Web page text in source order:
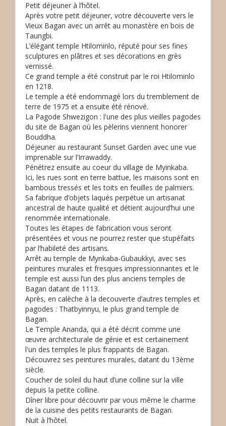
Petit déjeuner à l’hôtel.
Après votre petit déjeuner, votre découverte vers le
Vieux Bagan avec un arrêt au monastère en bois de
Taungbi.
L’élégant temple Htilominlo, réputé pour ses fines
sculptures en plâtres et ses décorations en grès
vernissé.
Ce grand temple a été construit par le roi Htilominlo
en 1218.
Le temple a été endommagé lors du tremblement de
terre de 1975 et a ensuite été rénové.
La Pagode Shwezigon : l'une des plus vieilles pagodes
du site de Bagan où les pèlerins viennent honorer
Bouddha.
Déjeuner au restaurant Sunset Garden avec une vue
imprenable sur l’Irrawaddy.
Pénétrez ensuite au coeur du village de Myinkaba.
Ici, les rues sont en terre battue, les maisons sont en
bambous tressés et les toits en feuilles de palmiers.
Sa fabrique d’objets laqués perpétue un artisanat
ancestral de haute qualité et détient aujourd’hui une
renommée internationale.
Toutes les étapes de fabrication vous seront
présentées et vous ne pourrez rester que stupéfaits
par l’habileté des artisans.
Arrêt au temple de Mynkaba-Gubaukkyi, avec ses
peintures murales et fresques impressionnantes et le
temple est aussi l’un des plus anciens temples de
Bagan datant de 1113.
Après, en calèche à la decouverte d’autres temples et
pagodes : Thatbyinnyu, le plus grand temple de
Bagan.
Le Temple Ananda, qui a été décrit comme une
œuvre architecturale de génie et est certainement
l'un des temples le plus frappants de Bagan.
Découvrez ses peintures murales, datant du 13ème
siècle.
Coucher de soleil du haut d’une colline sur la ville
depuis la petite colline.
Dîner libre pour découvrir par vous même le charme
de la cuisine des petits restaurants de Bagan.
Nuit à l’hôtel.